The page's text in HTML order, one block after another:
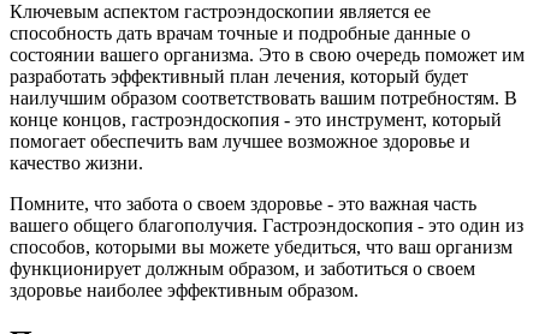
Ключевым аспектом гастроэндоскопии является ее
способность дать врачам точные и подробные данные о
состоянии вашего организма. Это в свою очередь поможет им
разработать эффективный план лечения, который будет
наилучшим образом соответствовать вашим потребностям. В
конце концов, гастроэндоскопия - это инструмент, который
помогает обеспечить вам лучшее возможное здоровье и
качество жизни.
Помните, что забота о своем здоровье - это важная часть
вашего общего благополучия. Гастроэндоскопия - это один из
способов, которыми вы можете убедиться, что ваш организм
функционирует должным образом, и заботиться о своем
здоровье наиболее эффективным образом.